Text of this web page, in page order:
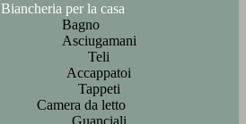
Biancheria per la casa
Bagno
Asciugamani
Teli
Accappatoi
Tappeti
Camera da letto
Guanciali